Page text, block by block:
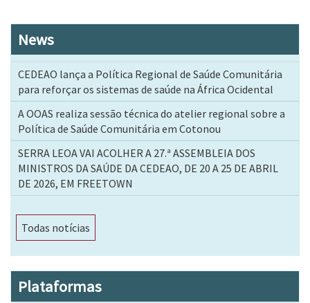
News
CEDEAO lança a Política Regional de Saúde Comunitária
para reforçar os sistemas de saúde na África Ocidental
A OOAS realiza sessão técnica do atelier regional sobre a
Política de Saúde Comunitária em Cotonou
SERRA LEOA VAI ACOLHER A 27.ª ASSEMBLEIA DOS
MINISTROS DA SAÚDE DA CEDEAO, DE 20 A 25 DE ABRIL
DE 2026, EM FREETOWN
Todas notícias
Plataformas